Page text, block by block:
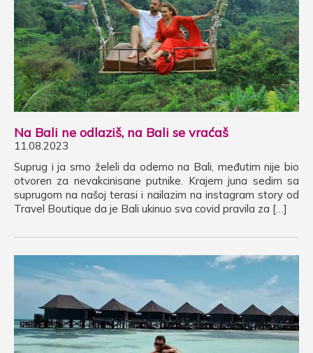
Na Bali ne odlaziš, na Bali se vraćaš
11.08.2023
Suprug i ja smo želeli da odemo na Bali, međutim nije bio
otvoren za nevakcinisane putnike. Krajem juna sedim sa
suprugom na našoj terasi i nailazim na instagram story od
Travel Boutique da je Bali ukinuo sva covid pravila za […]